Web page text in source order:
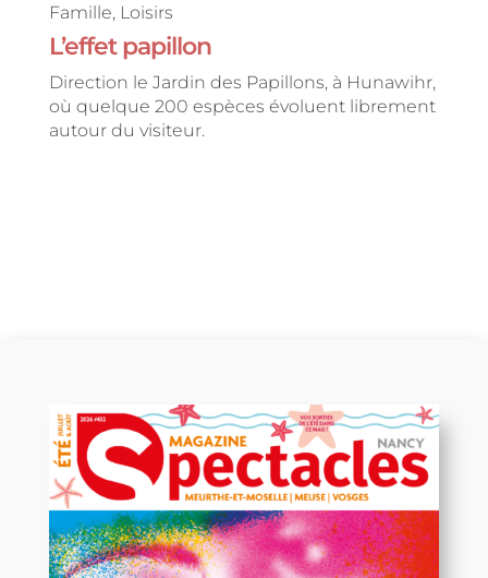
Famille, Loisirs
L’effet papillon
Direction le Jardin des Papillons, à Hunawihr,
où quelque 200 espèces évoluent librement
autour du visiteur.